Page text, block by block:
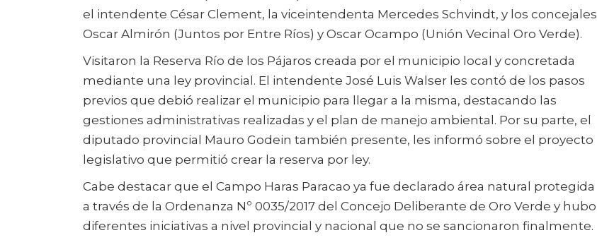
el intendente César Clement, la viceintendenta Mercedes Schvindt, y los concejales
Oscar Almirón (Juntos por Entre Ríos) y Oscar Ocampo (Unión Vecinal Oro Verde).
Visitaron la Reserva Río de los Pájaros creada por el municipio local y concretada
mediante una ley provincial. El intendente José Luis Walser les contó de los pasos
previos que debió realizar el municipio para llegar a la misma, destacando las
gestiones administrativas realizadas y el plan de manejo ambiental. Por su parte, el
diputado provincial Mauro Godein también presente, les informó sobre el proyecto
legislativo que permitió crear la reserva por ley.
Cabe destacar que el Campo Haras Paracao ya fue declarado área natural protegida
a través de la Ordenanza Nº 0035/2017 del Concejo Deliberante de Oro Verde y hubo
diferentes iniciativas a nivel provincial y nacional que no se sancionaron finalmente.